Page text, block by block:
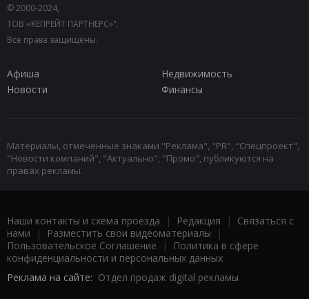
© 2000-2024,
ТОВ «КЕПРЕЙТ ПАРТНЕРС»".
Все права защищены.
Афиша
Недвижимость
Новости
Финансы
Материалы, отмеченные знаками "Реклама", "PR", "Спецпроект",
"Новости компаний", "Актуально", "Промо", публикуются на
правах рекламы.
Наши контакты и схема проезда | Редакция | Связаться с
нами | Разместить свои видеоматериалы |
Пользовательское Соглашение |
Политика в сфере
конфиденциальности и персональных данных
Реклама на сайте: Отдел продаж digital рекламы